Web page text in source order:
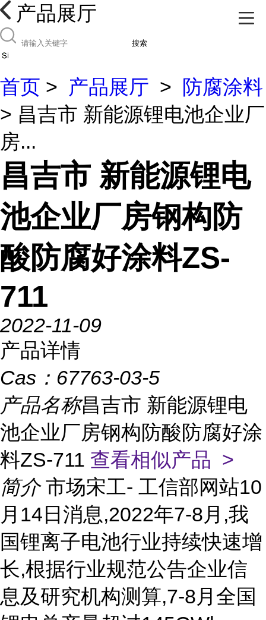
产品展厅
搜索
首页 > 产品展厅 >
防腐涂料
> 昌吉市 新能源锂电池企业厂
房...
昌吉市 新能源锂电
池企业厂房钢构防
酸防腐好涂料ZS-
711
2022-11-09
产品详情
Cas： 67763-03-5
产品名称昌吉市 新能源锂电
池企业厂房钢构防酸防腐好涂
料ZS-711 查看相似产品 >
简介 市场宋工- 工信部网站10
月14日消息,2022年7-8月,我
国锂离子电池行业持续快速增
长,根据行业规范公告企业信
息及研究机构测算,7-8月全国